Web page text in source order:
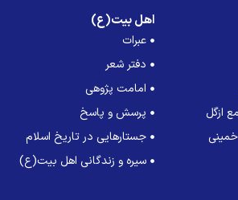
ازگل
اهل بیت(ع)
عبرات
دفتر شعر
امامت پژوهی
پرسش و پاسخ
جستارهایی در تاریخ اسلام
سیره و زندگانی اهل بیت(ع)